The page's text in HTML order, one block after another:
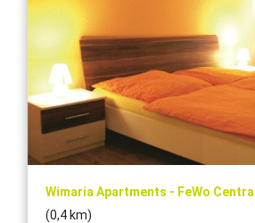
Wimaria Apartments - FeWo Central
(0,4 km)